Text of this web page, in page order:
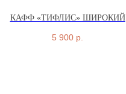
КАФФ «ТИФЛИС» ШИРОКИЙ
5 900 р.